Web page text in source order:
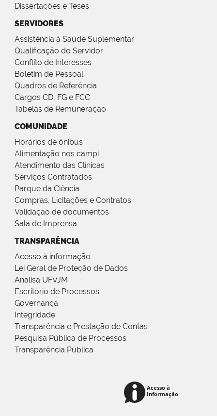
Dissertações e Teses
SERVIDORES
Assistência à Saúde Suplementar
Qualificação do Servidor
Conflito de Interesses
Boletim de Pessoal
Quadros de Referência
Cargos CD, FG e FCC
Tabelas de Remuneração
COMUNIDADE
Horários de ônibus
Alimentação nos campi
Atendimento das Clínicas
Serviços Contratados
Parque da Ciência
Compras, Licitações e Contratos
Validação de documentos
Sala de Imprensa
TRANSPARÊNCIA
Acesso à informação
Lei Geral de Proteção de Dados
Analisa UFVJM
Escritório de Processos
Governança
Integridade
Transparência e Prestação de Contas
Pesquisa Pública de Processos
Transparência Pública